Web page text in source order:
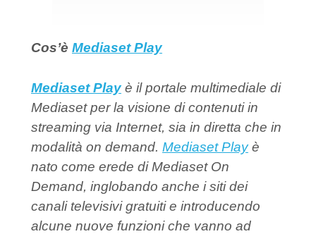
Cos’è Mediaset Play
Mediaset Play è il portale multimediale di
Mediaset per la visione di contenuti in
streaming via Internet, sia in diretta che in
modalità on demand. Mediaset Playè
nato come erede di Mediaset On
Demand, inglobando anche i siti dei
canali televisivi gratuiti e introducendo
alcune nuove funzioni che vanno ad